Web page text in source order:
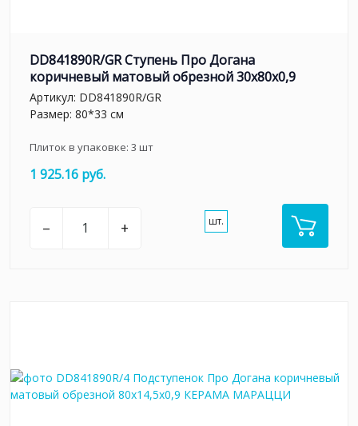
DD841890R/GR Ступень Про Догана
коричневый матовый обрезной 30x80x0,9
Артикул: DD841890R/GR
Размер: 80*33 см
Плиток в упаковке: 3 шт
1 925.16 руб.
– + шт.